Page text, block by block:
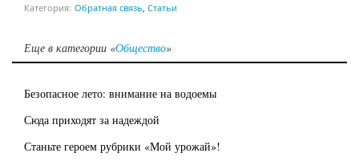
Категория: Обратная связь Статьи
Еще в категории «Общество»
Безопасное лето: внимание на водоемы
Сюда приходят за надеждой
Станьте героем рубрики «Мой урожай»!